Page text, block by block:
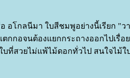
โกลนีมา ใบสีชมพูอย่างนี้เรียก "วา
กกอจนต้องแยกกระถางออกไปเรื่อ
ใบที่สวยไม่แพ้ไม้ดอกทั่วไป สนใจไม้